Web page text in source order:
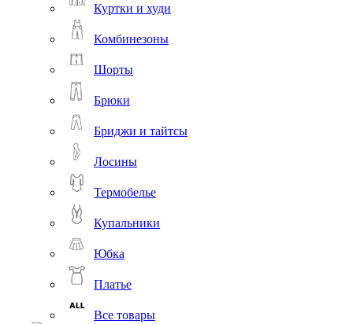
Куртки и худи
Комбинезоны
Шорты
Брюки
Бриджи и тайтсы
Лосины
Термобелье
Купальники
Юбка
Платье
Все товары